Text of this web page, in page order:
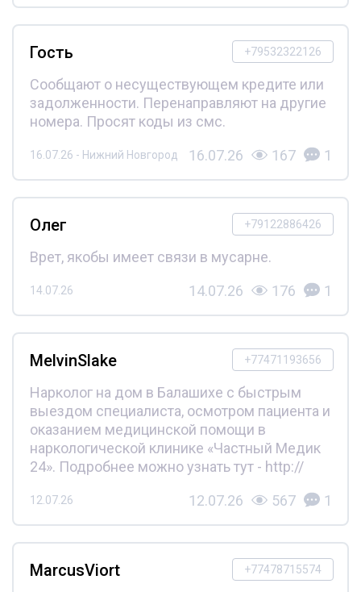
+79532322126
Гость
Сообщают о несуществующем кредите или
задолженности. Перенаправляют на другие
номера. Просят коды из смс.
16.07.26 - Нижний Новгород 16.07.26 167 1
+79122886426
Олег
Врет, якобы имеет связи в мусарне.
14.07.26 14.07.26 176 1
+77471193656
MelvinSlake
Нарколог на дом в Балашихе с быстрым
выездом специалиста, осмотром пациента и
оказанием медицинской помощи в
наркологической клинике «Частный Медик
24». Подробнее можно узнать тут - http://
12.07.26 12.07.26 567 1
+77478715574
MarcusViort